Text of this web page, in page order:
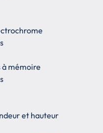
mémoire
et hauteur